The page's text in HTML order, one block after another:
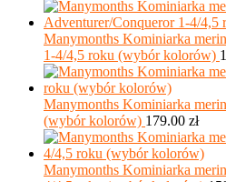
Manymonths Kominiarka
1-4/4,5 roku (wybór kolorów)
Manymonths Kominiarka
(wybór kolorów) 179.00 zł
Manymonths Kominiarka